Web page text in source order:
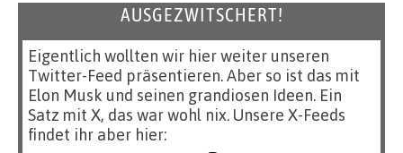
AUSGEZWITSCHERT!
Eigentlich wollten wir hier weiter unseren
Twitter-Feed präsentieren. Aber so ist das mit
Elon Musk und seinen grandiosen Ideen. Ein
Satz mit X, das war wohl nix. Unsere X-Feeds
findet ihr aber hier: